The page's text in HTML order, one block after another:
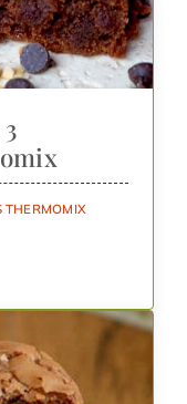
THERMOMIX